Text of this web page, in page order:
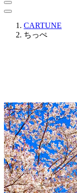
CARTUNE
ちっぺ